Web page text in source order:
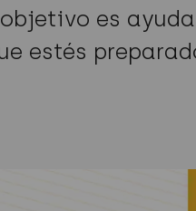
es
estés